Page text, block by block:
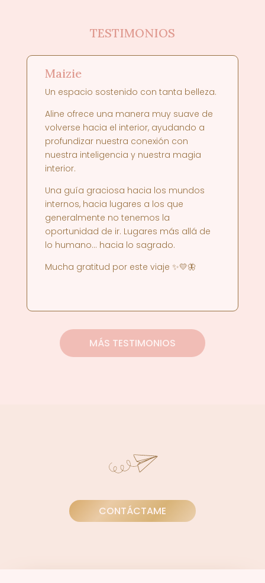
TESTIMONIOS
Maizie
Un espacio sostenido con tanta belleza.
Aline ofrece una manera muy suave de
volverse hacia el interior, ayudando a
profundizar nuestra conexión con
nuestra inteligencia y nuestra magia
interior.
Una guía graciosa hacia los mundos
internos, hacia lugares a los que
generalmente no tenemos la
oportunidad de ir. Lugares más allá de
lo humano… hacia lo sagrado.
Mucha gratitud por este viaje ✨💛🦋
MÁS TESTIMONIOS
CONTÁCTAME